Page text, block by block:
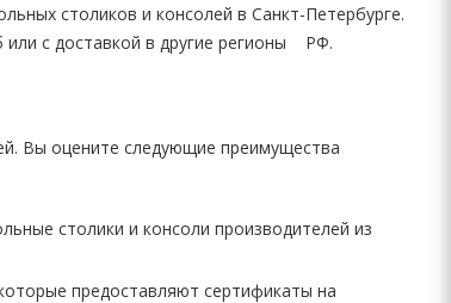
столиков и консолей в Санкт-Петербурге.
с доставкой в другие регионы РФ.
Вы оцените следующие преимущества
столики и консоли производителей из
предоставляют сертификаты на